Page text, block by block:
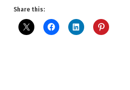
Share this: